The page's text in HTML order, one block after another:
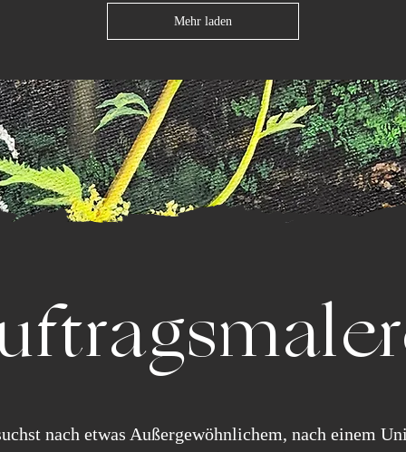
Mehr laden
nach etwas Außergewöhnlichem, nach einem